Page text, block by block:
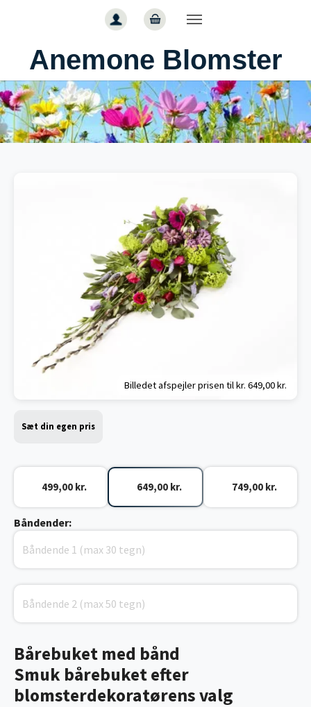
Anemone Blomster
Billedet afspejler prisen til kr. 649,00 kr.
Bårebuket med bånd
Smuk bårebuket efter
blomsterdekoratørens valg
Sæt din egen pris
499,00 kr. 649,00 kr. 749,00 kr.
Båndender: